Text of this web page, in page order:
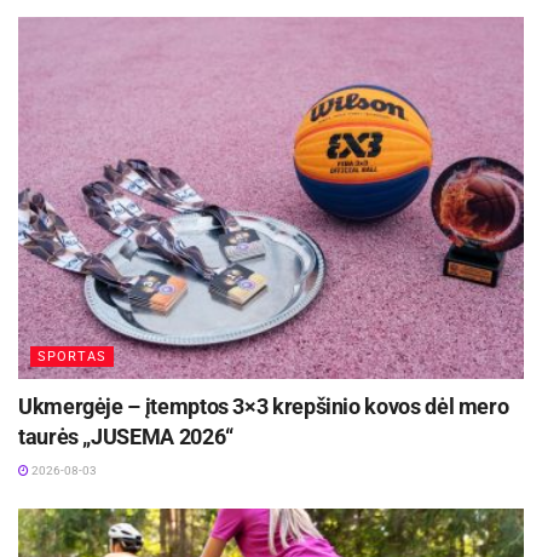
SPORTAS
Ukmergėje – įtemptos 3×3 krepšinio kovos dėl mero
taurės „JUSEMA 2026“
2026-08-03